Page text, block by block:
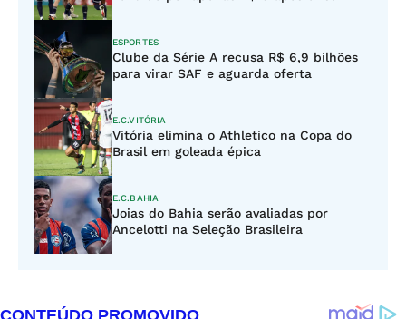
ESPORTES
Clube da Série A recusa R$ 6,9 bilhões
para virar SAF e aguarda oferta
E.C.VITÓRIA
Vitória elimina o Athletico na Copa do
Brasil em goleada épica
E.C.BAHIA
Joias do Bahia serão avaliadas por
Ancelotti na Seleção Brasileira